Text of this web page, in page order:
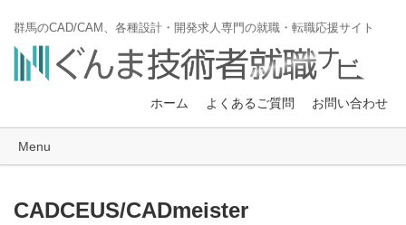
群馬のCAD/CAM、各種設計・開発求人専門の就職・転職応援サイト
ホーム よくあるご質問 お問い合わせ
Menu
CADCEUS/CADmeister